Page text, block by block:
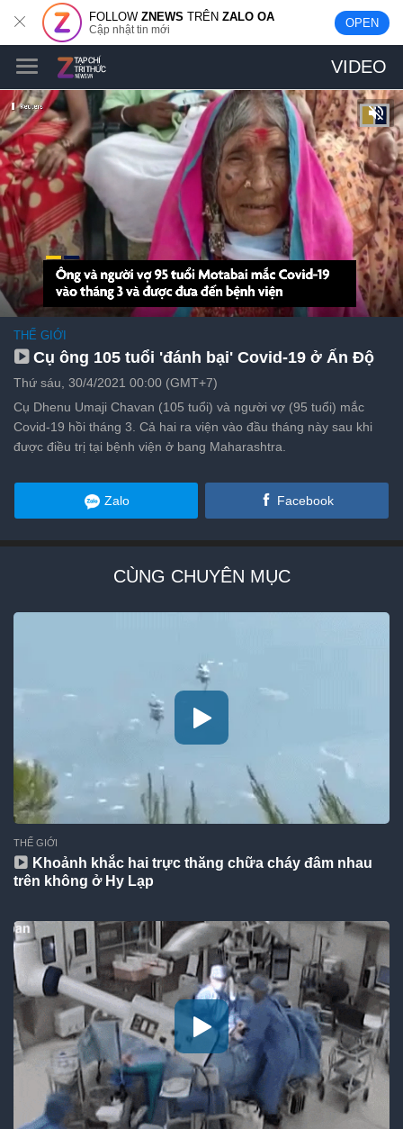
FOLLOWZNEWS TRÊNZALO OA
Cập nhật tin mới OPEN
VIDEO
THẾ GIỚI
Cụ ông 105 tuổi 'đánh bại' Covid-19 ở Ấn Độ
Thứ sáu, 30/4/2021 00:00 (GMT+7)
Cụ Dhenu Umaji Chavan (105 tuổi) và người vợ (95 tuổi) mắc
Covid-19 hồi tháng 3. Cả hai ra viện vào đầu tháng này sau khi
được điều trị tại bệnh viện ở bang Maharashtra.
Zalo Facebook
THẾ GIỚI
Khoảnh khắc hai trực thăng chữa cháy đâm nhau
trên không ở Hy Lạp